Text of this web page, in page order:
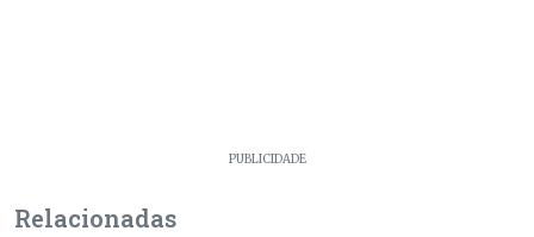
PUBLICIDADE
Relacionadas